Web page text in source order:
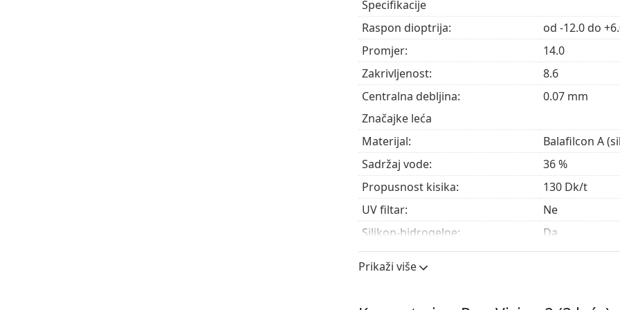
Jednostavna aplikacija
Za koga su namijenjene kontaktne
PureVision 2 prikladne su za korisnike
vida. Idealne su za:
Korisnike koji su
Korisnike koji traže oštar i jasan vid u svim
Korisnike koji preferiraju mjesečno razdoblje
Često postavljana pitanja o
Koliko dugo možete nositi kontaktne leće
Specifikacije
Raspon dioptrija:
od -12.0 do
Promjer:
14.0
Zakrivljenost:
8.6
Centralna debljina:
0.07 mm
Značajke leća
Materijal:
Balafilcon A
Sadržaj vode:
36 %
Propusnost kisika:
130 Dk/t
UV filtar:
Ne
Silikon-hidrogelne:
Da
Upotreba
Prikaži više